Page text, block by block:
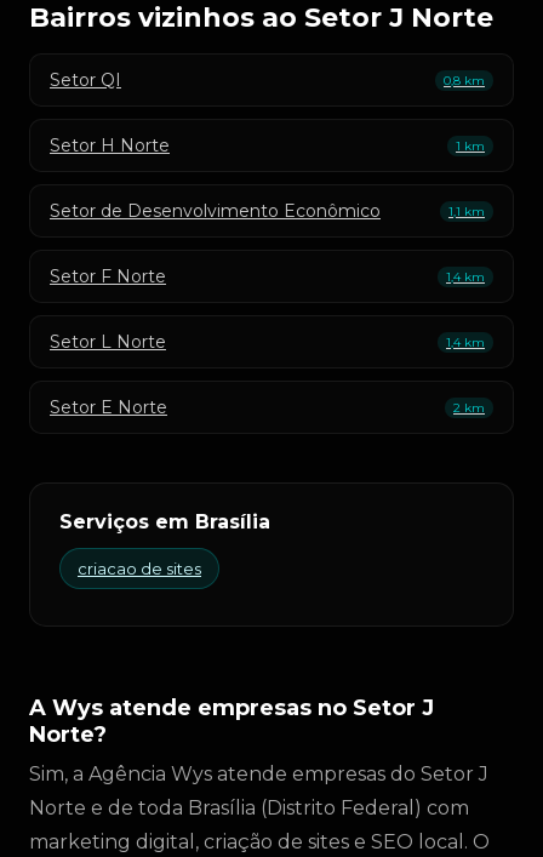
Bairros vizinhos ao Setor J Norte
Setor QI 0,8 km
Setor H Norte 1 km
Setor de Desenvolvimento Econômico 1,1 km
Setor F Norte 1,4 km
Setor L Norte 1,4 km
Setor E Norte 2 km
Serviços em Brasília
criacao de sites
A Wys atende empresas no Setor J
Norte?
Sim, a Agência Wys atende empresas do Setor J
Norte e de toda Brasília (Distrito Federal) com
marketing digital, criação de sites e SEO local. O